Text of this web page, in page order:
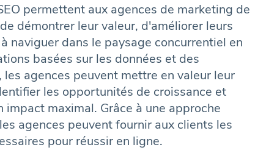
permettent aux agences de marketing de
démontrer leur valeur, d'améliorer leurs
naviguer dans le paysage concurrentiel en
basées sur les données et des
agences peuvent mettre en valeur leur
les opportunités de croissance et
maximal. Grâce à une approche
agences peuvent fournir aux clients les
pour réussir en ligne.